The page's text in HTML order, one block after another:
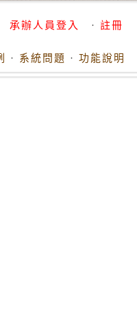
承辦人員登入 · 註冊
· 系統問題 · 功能說明